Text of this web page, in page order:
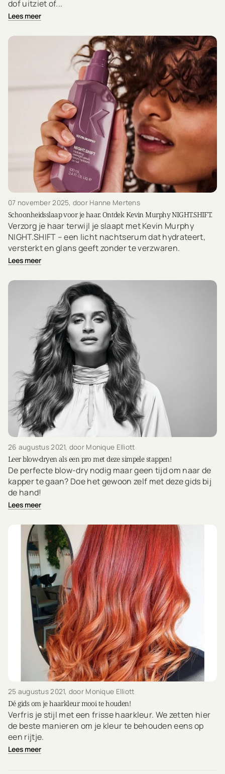
dof uitziet of...
Lees meer
07 november 2025, door Hanne Mertens
Schoonheidsslaap voor je haar. Ontdek Kevin Murphy NIGHT.SHIFT.
Verzorg je haar terwijl je slaapt met Kevin Murphy
NIGHT.SHIFT – een licht nachtserum dat hydrateert,
versterkt en glans geeft zonder te verzwaren.
Lees meer
26 augustus 2021, door Monique Elliott
Leer blow-dryen als een pro met deze simpele stappen!
De perfecte blow-dry nodig maar geen tijd om naar de
kapper te gaan? Doe het gewoon zelf met deze gids bij
de hand!
Lees meer
25 augustus 2021, door Monique Elliott
Dé gids om je haarkleur mooi te houden!
Verfris je stijl met een frisse haarkleur. We zetten hier
de beste manieren om je kleur te behouden eens op
een rijtje.
Lees meer